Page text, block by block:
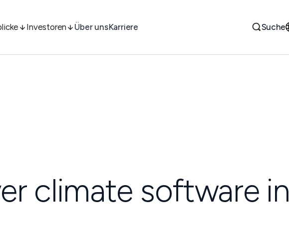
Investoren Über unsKarriere Suche
climate software in